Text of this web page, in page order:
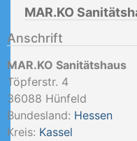
MAR.KO
Anschrift
MAR.KO Sanitätshaus
Töpferstr. 4
36088 Hünfeld
Bundesland: Hessen
Kreis: Kassel